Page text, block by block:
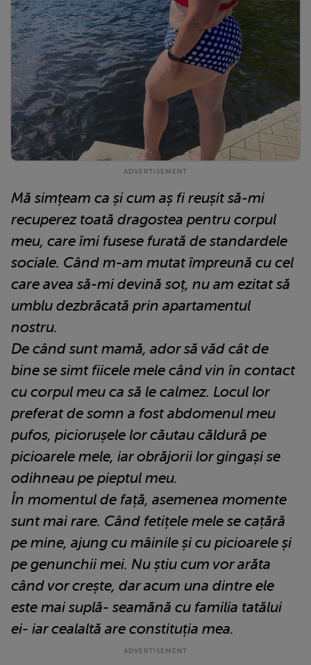
Mă simțeam ca și cum aș fi reușit să-mi
recuperez toată dragostea pentru corpul
meu, care îmi fusese furată de standardele
sociale. Când m-am mutat împreună cu cel
care avea să-mi devină soț, nu am ezitat să
umblu dezbrăcată prin apartamentul
nostru.
De când sunt mamă, ador să văd cât de
bine se simt fiicele mele când vin în contact
cu corpul meu ca să le calmez. Locul lor
preferat de somn a fost abdomenul meu
pufos, piciorușele lor căutau căldură pe
picioarele mele, iar obrăjorii lor gingași se
odihneau pe pieptul meu.
În momentul de față, asemenea momente
sunt mai rare. Când fetițele mele se cațără
pe mine, ajung cu mâinile și cu picioarele și
pe genunchii mei. Nu știu cum vor arăta
când vor crește, dar acum una dintre ele
este mai suplă- seamănă cu familia tatălui
ei- iar cealaltă are constituția mea.